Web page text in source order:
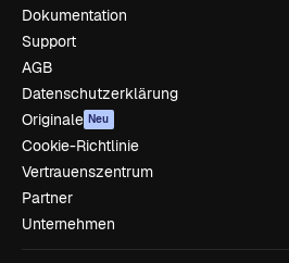
Dokumentation
Support
AGB
Datenschutzerklärung
Originale Neu
Cookie-Richtlinie
Vertrauenszentrum
Partner
Unternehmen